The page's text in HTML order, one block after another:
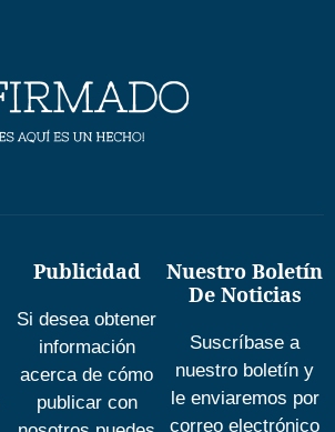
Publicidad
Si desea obtener
información
acerca de cómo
publicar con
Nuestro Boletín
De Noticias
Suscríbase a
nuestro boletín y
le enviaremos por
correo electrónico